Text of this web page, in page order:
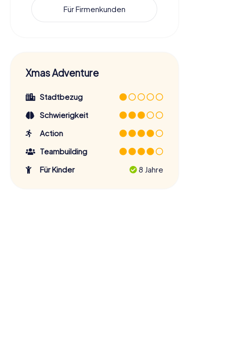
Für Firmenkunden
Xmas Adventure
Stadtbezug
Schwierigkeit
Action
Teambuilding
Für Kinder
8 Jahre